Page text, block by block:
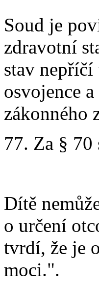
Soud je
zdravotní
stav
osvojence
zákonného
77. Za §
Dítě
o určení
tvrdí, že je
moci.".